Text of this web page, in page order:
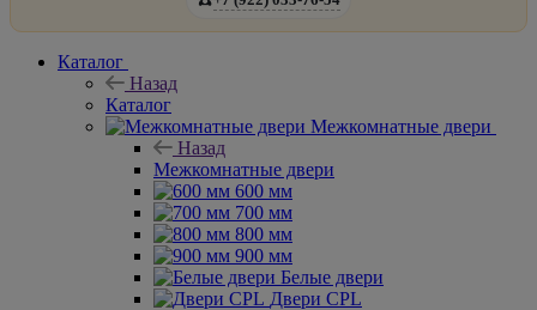
Каталог
Назад
Каталог
Межкомнатные двери
Назад
Межкомнатные двери
600 мм
700 мм
800 мм
900 мм
Белые двери
Двери CPL